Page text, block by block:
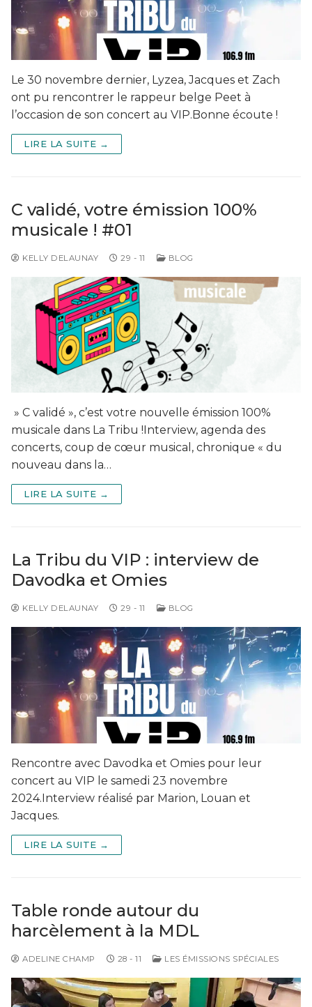
Le 30 novembre dernier, Lyzea, Jacques et Zach
ont pu rencontrer le rappeur belge Peet à
l’occasion de son concert au VIP.Bonne écoute !
LIRE LA SUITE →
C validé, votre émission 100%
musicale ! #01
KELLY DELAUNAY 29 - 11 BLOG
» C validé », c’est votre nouvelle émission 100%
musicale dans La Tribu !Interview, agenda des
concerts, coup de cœur musical, chronique « du
nouveau dans la…
LIRE LA SUITE →
La Tribu du VIP : interview de
Davodka et Omies
KELLY DELAUNAY 29 - 11 BLOG
Rencontre avec Davodka et Omies pour leur
concert au VIP le samedi 23 novembre
2024.Interview réalisé par Marion, Louan et
Jacques.
LIRE LA SUITE →
Table ronde autour du
harcèlement à la MDL
ADELINE CHAMP 28 - 11 LES ÉMISSIONS SPÉCIALES